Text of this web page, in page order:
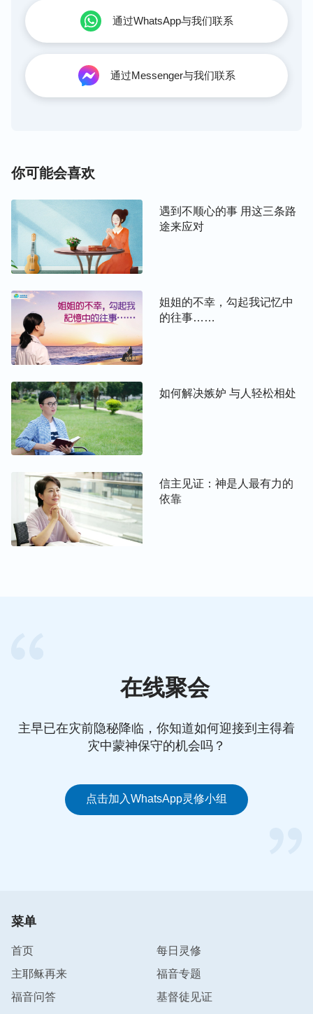
梭，在不经意间人就这样送走了一生的黄金期。
”
这段话清楚地告诉我们人活着为什么这么痛苦，根源
就是因着我们的思想观点被撒但败坏了，朝着错误的
方向追求所导致的。我们从小接受着各种撒但哲学的
利，认为拥有地位、钱财才是有意义的人生。为名为
利，一生忙忙碌碌，辛苦奋斗，甚至付出生命的代
价，可换来的却仍是虚空。就如那一对夫妻，为了过
上人上人的生活，在朋友亲戚中间扬眉吐气，一直奔
波忙碌，拼命地挣钱，可最终这位丈夫却断送了自己
年轻的生命，这位妻子疾病缠身！其实我们在追求
也是一时的享受，过后还是觉得虚空。但是看看身边
的人都这么活着，从来没有怀疑过这样活着是对还是
错，直到青春不再，直到死亡临及时，才感悟到人所
追求的东西原来都是虚空的，金钱、名利挽不回健
遗憾与虚空而离世，我们的一生就这样白白地消耗掉
了。
我又看到书中说：“一个人的诞生是一个孤独灵魂来
到人世间体尝人生的开始，也是造物主为一个灵魂安
排体尝造物主权柄的开始，当然这对于一个人或一个
灵魂来说是认识造物主的主宰、认识造物主权柄、亲
自体尝造物主权柄的极佳的机会。”
着安慰，让神急切的心看到了结果，也看到了希望；
住见证、能为神羞辱撒但的先例。这些是不是约伯活
”
看后我心里感到很明朗，我们人本是神造的，每个人
来到这个人世间是神给了我们体尝人生、经历神作
的身份是东方人中至大的，家产很多，但是他并不为
所有的财产、儿女，浑身长毒疮，忍受着常人没法忍
受的痛苦时，他都没有放弃遵行神的道，仍然不否认
神的名，称颂神的大能，为神在撒但面前作了美好响
通过WhatsApp与我们联系
通过Messenger与我们联系
你可能会喜欢
遇到不顺心的事 用这三条路
途来应对
姐姐的不幸，勾起我记忆中
的往事……
如何解决嫉妒 与人轻松相处
信主见证：神是人最有力的
依靠
在线聚会
主早已在灾前隐秘降临，你知道如何迎接到主得着
灾中蒙神保守的机会吗？
点击加入WhatsApp灵修小组
菜单
首页
每日灵修
主耶稣再来
福音专题
福音问答
基督徒见证